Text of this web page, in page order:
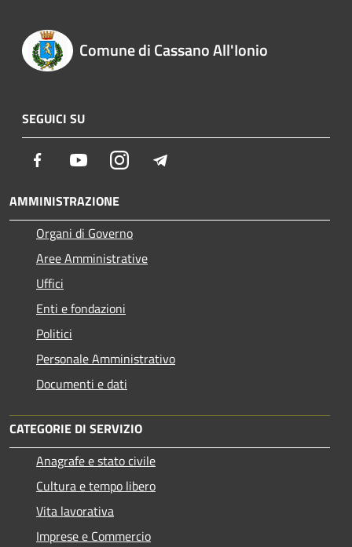
Comune di Cassano All'Ionio
SEGUICI SU
Facebook YoutubeInstagram
AMMINISTRAZIONE
Organi di Governo
Aree Amministrative
Uffici
Enti e fondazioni
Politici
Personale Amministrativo
Documenti e dati
CATEGORIE DI SERVIZIO
Anagrafe e stato civile
Cultura e tempo libero
Vita lavorativa
Imprese e Commercio